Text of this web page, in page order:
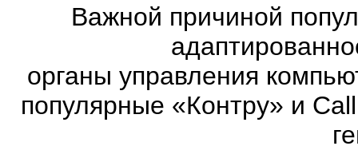
Важной причиной
органы управления
популярные «Контру» и